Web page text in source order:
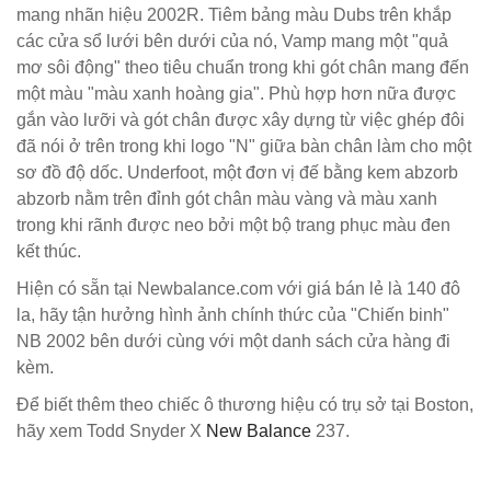
mang nhãn hiệu 2002R. Tiêm bảng màu Dubs trên khắp
các cửa sổ lưới bên dưới của nó, Vamp mang một "quả
mơ sôi động" theo tiêu chuẩn trong khi gót chân mang đến
một màu "màu xanh hoàng gia". Phù hợp hơn nữa được
gắn vào lưỡi và gót chân được xây dựng từ việc ghép đôi
đã nói ở trên trong khi logo "N" giữa bàn chân làm cho một
sơ đồ độ dốc. Underfoot, một đơn vị đế bằng kem abzorb
abzorb nằm trên đỉnh gót chân màu vàng và màu xanh
trong khi rãnh được neo bởi một bộ trang phục màu đen
kết thúc.
Hiện có sẵn tại Newbalance.com với giá bán lẻ là 140 đô
la, hãy tận hưởng hình ảnh chính thức của "Chiến binh"
NB 2002 bên dưới cùng với một danh sách cửa hàng đi
kèm.
Để biết thêm theo chiếc ô thương hiệu có trụ sở tại Boston,
hãy xem Todd Snyder X New Balance 237.